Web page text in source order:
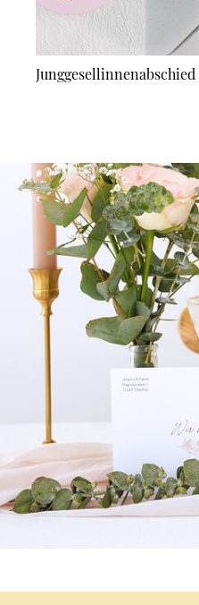
Junggesellinnenabschied